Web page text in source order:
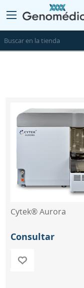
Cytek® Aurora
Consultar